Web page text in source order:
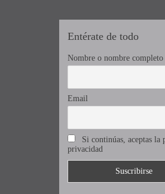
Entérate de todo
Nombre o nombre completo
Email
Si continúas, aceptas la
privacidad